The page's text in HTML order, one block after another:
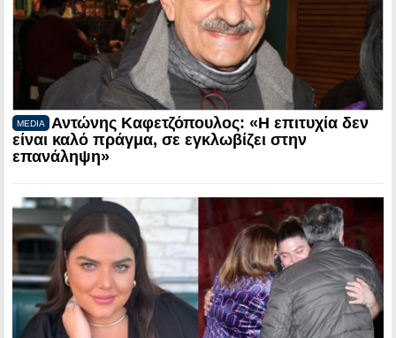
MEDIA
Αντώνης Καφετζόπουλος: «Η επιτυχία δεν
είναι καλό πράγμα, σε εγκλωβίζει στην
επανάληψη»